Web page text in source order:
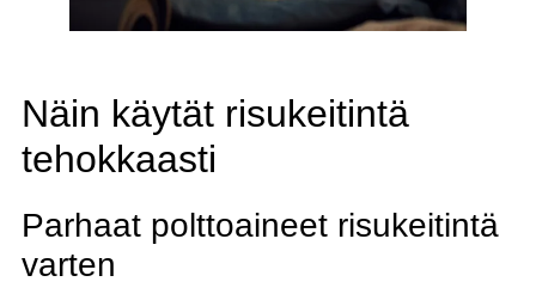
Näin käytät risukeitintä
tehokkaasti
Parhaat polttoaineet risukeitintä
varten